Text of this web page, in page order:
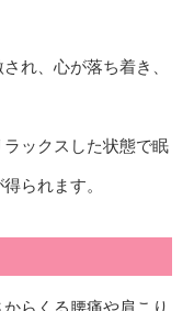
れ、心が落ち着き、
ックスした状態で眠
られます。